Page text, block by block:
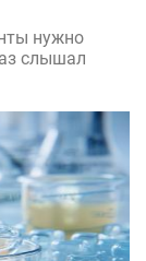
нужно
слышал